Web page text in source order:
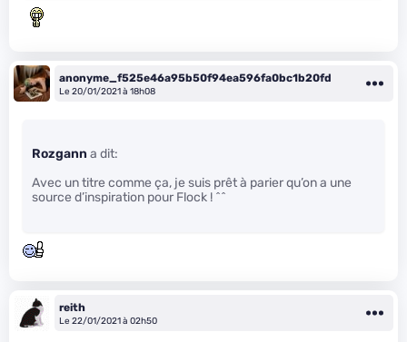
anonyme_f525e46a95b50f94ea596fa0bc1b20fd
Le 20/01/2021 à 18h08
Rozgann a dit:
Avec un titre comme ça, je suis prêt à parier qu’on a une
source d’inspiration pour Flock ! ^^
reith
Le 22/01/2021 à 02h50